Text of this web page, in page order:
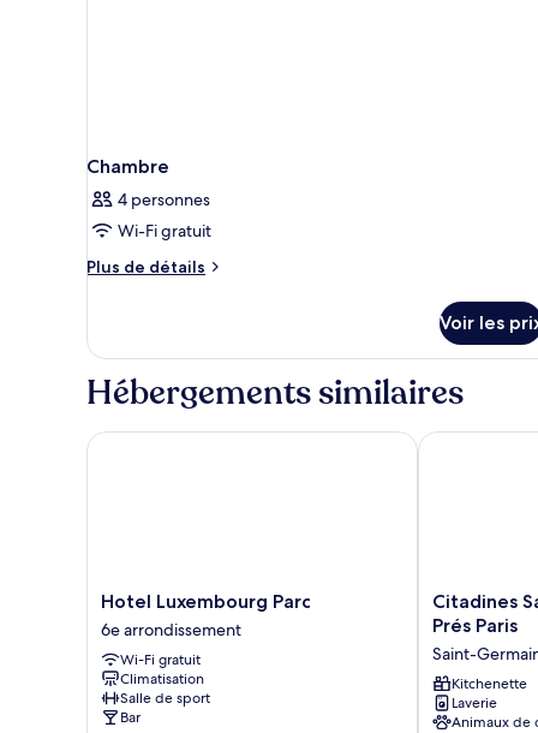
Chambre
4 personnes
Wi-Fi gratuit
Plus de détails
Plus
le
type
de
Chambre
Voir les
Hébergements similaires
Hotel
Luxembourg
Parc
6e
arrondissement
Hotel Luxembourg Parc
6e arrondissement
Wi-Fi gratuit
Climatisation
Salle de sport
Bar
Hotel Luxembourg Parc
Citadines
Saint-
des-
Prés
Paris
Saint-
Citadines
Prés Paris
Saint-
Kitchenette
Laverie
Animaux de
Citadines